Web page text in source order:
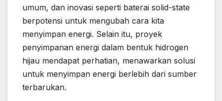
umum, dan inovasi seperti baterai solid-state
berpotensi untuk mengubah cara kita
menyimpan energi. Selain itu, proyek
penyimpanan energi dalam bentuk hidrogen
hijau mendapat perhatian, menawarkan solusi
untuk menyimpan energi berlebih dari sumber
terbarukan.